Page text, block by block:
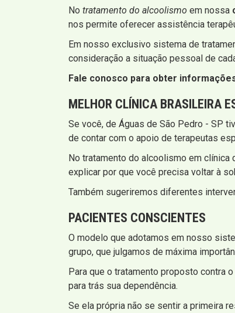
No tratamento do alcoolismo em nossa
nos permite oferecer assistência
Em nosso exclusivo sistema de
consideração a situação pessoal de
Fale conosco para obter
MELHOR CLÍNICA BRASILEIRA
Se você, de Águas de São Pedro - SP
de contar com o apoio de terapeutas
No tratamento do alcoolismo em
explicar por que você precisa voltar à
Também sugeriremos diferentes
PACIENTES CONSCIENTES
O modelo que adotamos em nosso
grupo, que julgamos de máxima
Para que o tratamento proposto contra
para trás sua dependência.
Se ela própria não se sentir a primeira